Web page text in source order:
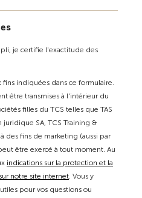
je certifie l'exactitude des
fins indiquées dans ce formulaire.
être transmises à l'intérieur du
filles du TCS telles que TAS
juridique SA, TCS Training &
des fins de marketing (aussi par
être exercé à tout moment. Au
indications sur la protection et la
notre site internet. Vous y
pour vos questions ou